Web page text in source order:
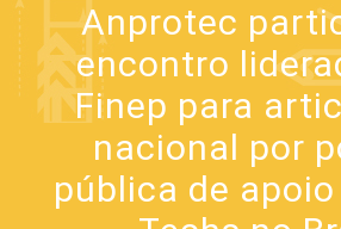
Anprotec
encontro
Finep para
nacional por
pública de apoio